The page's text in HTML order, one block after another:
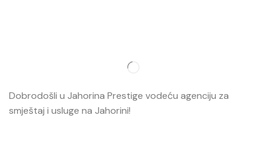
Dobrodošli u Jahorina Prestige vodeću agenciju za
smještaj i usluge na Jahorini!